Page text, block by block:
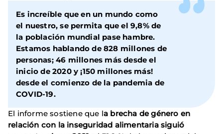
Es increíble que en un mundo como
el nuestro, se permita que el 9,8% de
la población mundial pase hambre.
Estamos hablando de 828 millones de
personas; 46 millones más desde el
inicio de 2020 y ¡150 millones más!
desde el comienzo de la pandemia de
COVID-19.
El informe sostiene que la brecha de género en
relación con la inseguridad alimentaria siguió